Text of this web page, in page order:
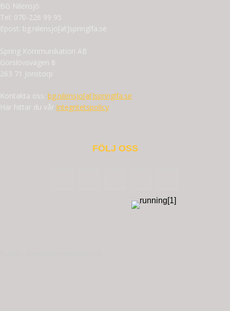
BG Nilensjö
Tel: 070-226 99 95
Epost: bg.nilensjo[at]springlfa.se
Spring Kommunikation AB
Görslövsvägen 8
263 71 Jonstorp
Kontakta oss: bg.nilensjo[at]springlfa.se
Här hittar du vår Integritetspolicy
FÖLJ OSS